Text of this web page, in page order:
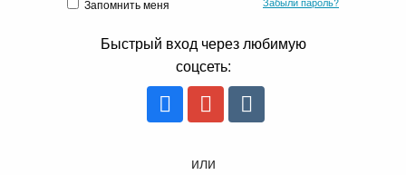
Запомнить меня
Быстрый вход через любимую
соцсеть:
или